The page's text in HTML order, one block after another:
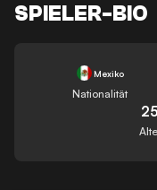
SPIELER-BIO
Mexiko
Nationalität
25